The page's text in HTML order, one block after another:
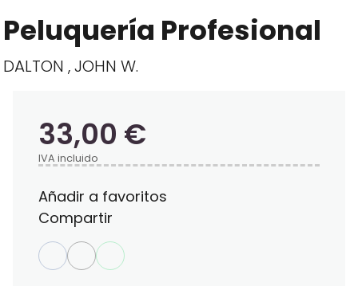
Peluquería Profesional
DALTON , JOHN W.
33,00 €
IVA incluido
Añadir a favoritos
Compartir